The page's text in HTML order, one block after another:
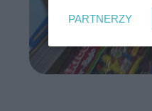
PARTNERZY